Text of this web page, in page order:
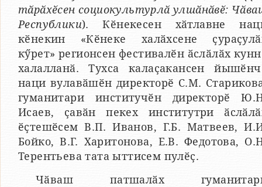
тӑрӑхӗсен социокультурлӑ улшӑнӑвӗ:
Республики). Кӗнекесен хӑтлавне
кӗнекин «Кӗнеке халӑхсене
кӳрет» регионсен фестивалӗн ӑслӑлӑх
халалланӑ. Тухса калаҫакансен
наци вулавӑшӗн директорӗ С.М.
гуманитари институчӗн директорӗ
Исаев, ҫавӑн пекех институтри
ӗҫтешӗсем В.П. Иванов, Г.Б. Матвеев,
Бойко, В.Г. Харитонова, Е.В. Федотова,
Терентьева тата ыттисем пулӗҫ.
Чӑваш патшалӑх